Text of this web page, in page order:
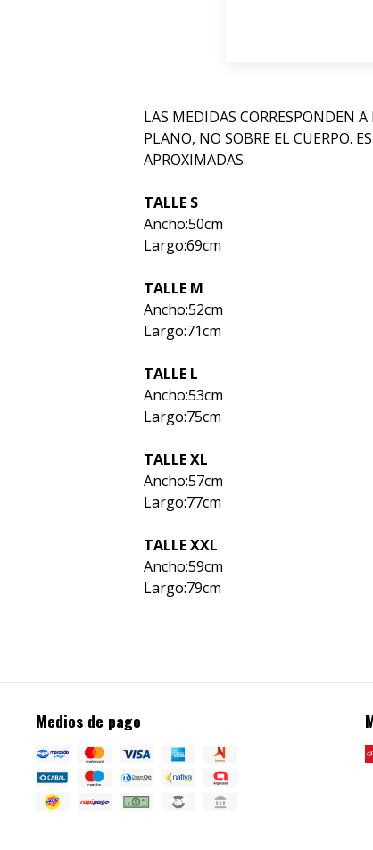
LAS MEDIDAS CORRESPONDEN
PLANO, NO SOBRE EL CUERPO.
APROXIMADAS.
TALLE S
Ancho:50cm
Largo:69cm
TALLE M
Ancho:52cm
Largo:71cm
TALLE L
Ancho:53cm
Largo:75cm
TALLE XL
Ancho:57cm
Largo:77cm
TALLE XXL
Ancho:59cm
Largo:79cm
Medios de pago